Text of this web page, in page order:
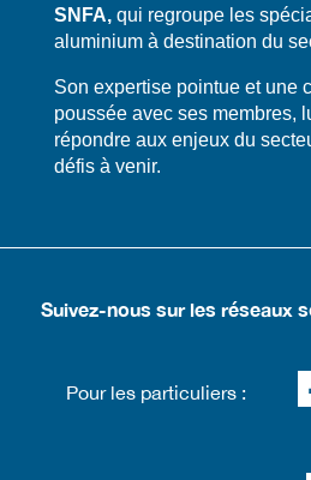
SNFA,qui regroupe les
aluminium à destination du
​​Son expertise pointue et une
poussée avec ses membres,
répondre aux enjeux du
défis à venir.
Suivez-nous sur les réseaux
Pour les particuliers :